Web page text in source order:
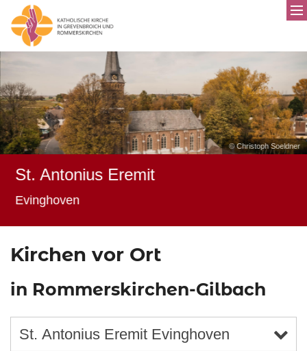
© Christoph Soeldner
St. Antonius Eremit
Evinghoven
Kirchen vor Ort
in Rommerskirchen-Gilbach
St. Antonius Eremit Evinghoven